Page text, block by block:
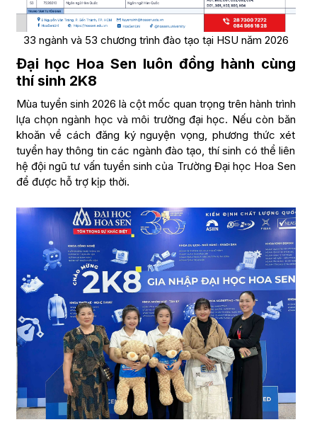
33 ngành và 53 chương trình đào tạo tại HSU năm 2026
Đại học Hoa Sen luôn đồng hành cùng
thí sinh 2K8
Mùa tuyển sinh 2026 là cột mốc quan trọng trên hành trình
lựa chọn ngành học và môi trường đại học. Nếu còn băn
khoăn về cách đăng ký nguyện vọng, phương thức xét
tuyển hay thông tin các ngành đào tạo, thí sinh có thể liên
hệ đội ngũ tư vấn tuyển sinh của Trường Đại học Hoa Sen
để được hỗ trợ kịp thời.